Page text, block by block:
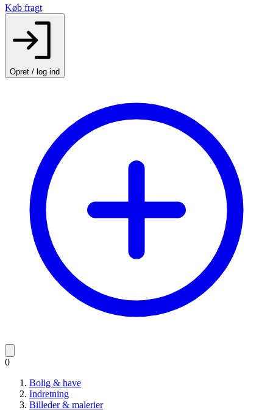
Køb fragt
Opret / log ind
0
Bolig & have
Indretning
Billeder & malerier